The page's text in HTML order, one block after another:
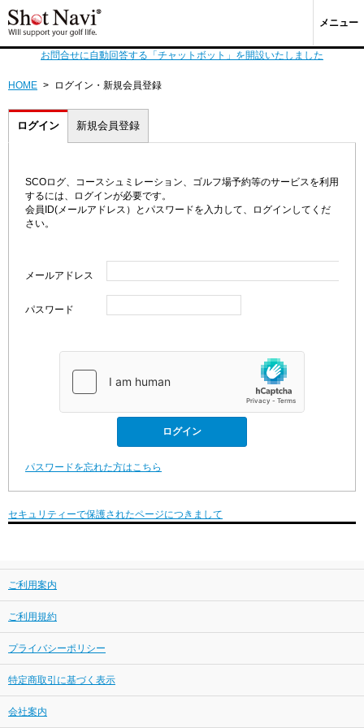
メニュー
お問合せに自動回答する「チャットボット」を開設いたしました
HOME > ログイン・新規会員登録
ログイン 新規会員登録
SCOログ、コースシュミレーション、ゴルフ場予約等のサービスを利用
するには、ログインが必要です。
会員ID(メールアドレス）とパスワードを入力して、ログインしてくだ
さい。
メールアドレス
パスワード
パスワードを忘れた方はこちら
セキュリティーで保護されたページにつきまして
ご利用案内
ご利用規約
プライバシーポリシー
特定商取引に基づく表示
会社案内